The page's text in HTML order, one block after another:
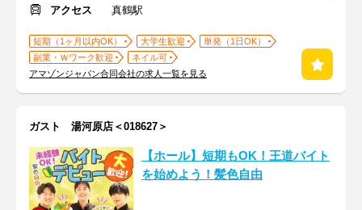
アクセス
真鶴駅
短期（1ヶ月以内OK） 大学生歓迎
単発（1日OK）
副業・Ｗワーク歓迎
ネイル可
アマゾンジャパン合同会社の求人一覧を見る
ガスト 湯河原店＜018627＞
【ホール】短期もOK！王道バイト
を始めよう！髪色自由